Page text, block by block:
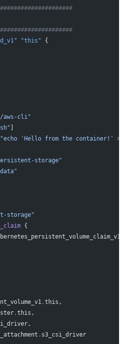
"this" {
aws-cli"
"echo 'Hello from the
storage"
storage"
{
.this,
.this,
. s3_csi_driver